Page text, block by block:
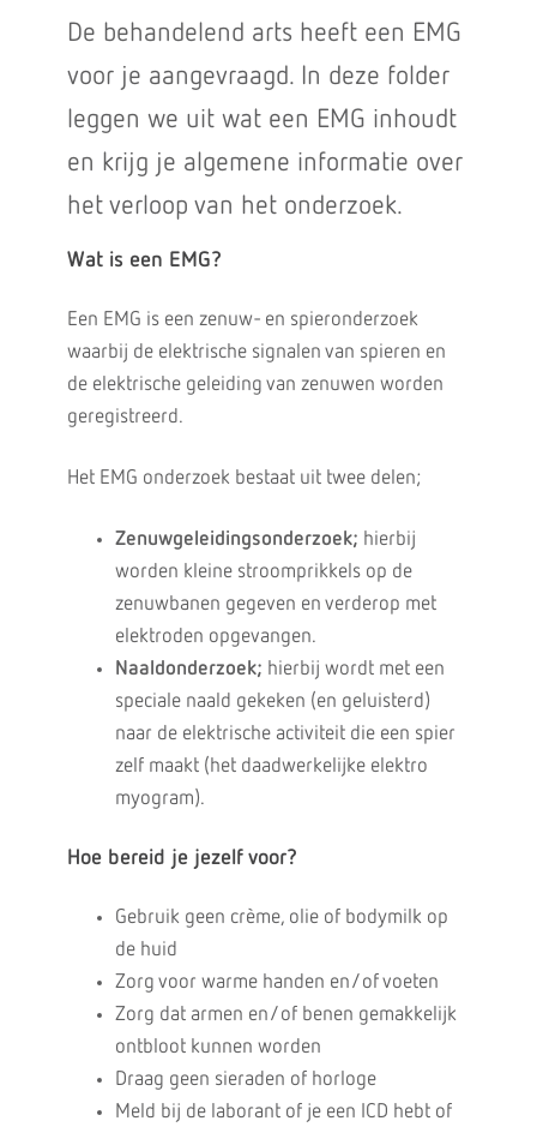
De behandelend arts heeft een EMG
voor je aangevraagd. In deze folder
leggen we uit wat een EMG inhoudt
en krijg je algemene informatie over
het verloop van het onderzoek.
Wat is een EMG?
Een EMG is een zenuw- en spieronderzoek
waarbij de elektrische signalen van spieren en
de elektrische geleiding van zenuwen worden
geregistreerd.
Het EMG onderzoek bestaat uit twee delen;
Zenuwgeleidingsonderzoek; hierbij
worden kleine stroomprikkels op de
zenuwbanen gegeven en verderop met
elektroden opgevangen.
Naaldonderzoek; hierbij wordt met een
speciale naald gekeken (en geluisterd)
naar de elektrische activiteit die een spier
zelf maakt (het daadwerkelijke elektro
myogram).
Hoe bereid je jezelf voor?
Gebruik geen crème, olie of bodymilk op
de huid
Zorg voor warme handen en/of voeten
Zorg dat armen en/of benen gemakkelijk
ontbloot kunnen worden
Draag geen sieraden of horloge
Meld bij de laborant of je een ICD hebt of